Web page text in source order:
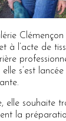
à l’acte de
s’est
elle souhaite
la